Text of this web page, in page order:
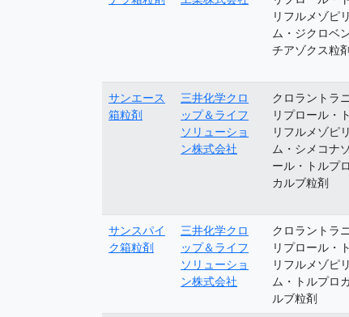
リフルメゾピリ
ム・ジクロベ
チアゾクス粒
サンエース
箱粒剤
三井化学クロ
ップ＆ライフ
ソリューショ
ン株式会社
クロラントラ
リプロール・ト
リフルメゾピリ
ム・シメコナ
ール・トルプロ
カルブ粒剤
サンスパイ
ク箱粒剤
三井化学クロ
ップ＆ライフ
ソリューショ
ン株式会社
クロラントラ
リプロール・ト
リフルメゾピリ
ム・トルプロカ
ルブ粒剤